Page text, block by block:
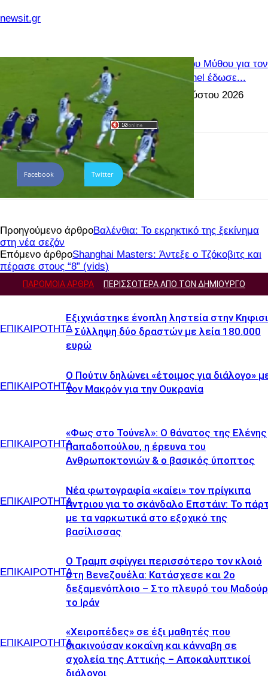
newsit.gr
Γιατί δεν μέτρησε το γκολ του Μύθου για τον
ΠΑΟΚ: Το Referee Chanel έδωσε...
ΠΟΔΟΣΦΑΙΡΟ
8 Αυγούστου 2026
Facebook Twitter
Προηγούμενο άρθροΒαλένθια: Το εκρηκτικό της ξεκίνημα
στη νέα σεζόν
Επόμενο άρθροShanghai Masters: Άντεξε ο Τζόκοβιτς και
πέρασε στους “8” (vids)
ΠΑΡΟΜΟΙΑ ΑΡΘΡΑ ΠΕΡΙΣΣΟΤΕΡΑ ΑΠΟ ΤΟΝ ΔΗΜΙΟΥΡΓΟ
ΕΠΙΚΑΙΡΟΤΗΤΑ
Εξιχνιάστηκε ένοπλη ληστεία στην
– Σύλληψη δύο δραστών με λεία 180.000
ευρώ
ΕΠΙΚΑΙΡΟΤΗΤΑ
Ο Πούτιν δηλώνει «έτοιμος για διάλογο»
τον Μακρόν για την Ουκρανία
ΕΠΙΚΑΙΡΟΤΗΤΑ
«Φως στο Τούνελ»: Ο θάνατος της Ελένης
Παπαδοπούλου, η έρευνα του
Ανθρωποκτονιών & ο βασικός ύποπτος
ΕΠΙΚΑΙΡΟΤΗΤΑ
Νέα φωτογραφία «καίει» τον πρίγκιπα
Άντριου για το σκάνδαλο Επστάιν: Το
με τα ναρκωτικά στο εξοχικό της
βασίλισσας
ΕΠΙΚΑΙΡΟΤΗΤΑ
Ο Τραμπ σφίγγει περισσότερο τον κλοιό
στη Βενεζουέλα: Κατάσχεσε και 2ο
δεξαμενόπλοιο – Στο πλευρό του
το Ιράν
ΕΠΙΚΑΙΡΟΤΗΤΑ
«Χειροπέδες» σε έξι μαθητές που
διακινούσαν κοκαΐνη και κάνναβη σε
σχολεία της Αττικής – Αποκαλυπτικοί
διάλογοι